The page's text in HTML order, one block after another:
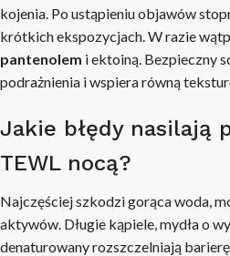
kojenia. Po ustąpieniu objawów
krótkich ekspozycjach. W razie
pantenolem i ektoiną. Bezpieczny
podrażnienia i wspiera równą
Jakie błędy nasilają
TEWL nocą?
Najczęściej szkodzi gorąca woda,
aktywów. Długie kąpiele, mydła o
denaturowany rozszczelniają